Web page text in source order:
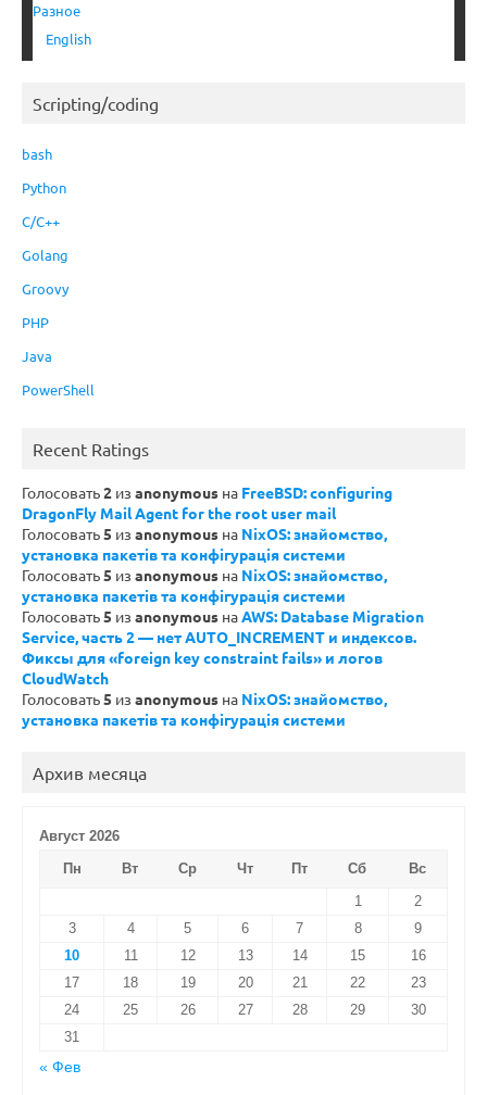
Разное
English
Scripting/coding
bash
Python
C/C++
Golang
Groovy
PHP
Java
PowerShell
Recent Ratings
Голосовать2 из anonymous на FreeBSD: configuring
DragonFly Mail Agent for the root user mail
Голосовать5 из anonymous на NixOS: знайомство,
установка пакетів та конфігурація системи
Голосовать5 из anonymous на NixOS: знайомство,
установка пакетів та конфігурація системи
Голосовать5 из anonymous наAWS: Database Migration
Service, часть 2 — нет AUTO_INCREMENT и индексов.
Фиксы для «foreign key constraint fails» и логов
CloudWatch
Голосовать5 из anonymous на NixOS: знайомство,
установка пакетів та конфігурація системи
Архив месяца
Август 2026
Пн
Вт Ср Чт Пт Сб
Вс
1
2
3
4 5 6 7 8
9
10
11 12 13 14 15
16
17
18 19 20 21 22
23
24
25 26 27 28 29
30
31
« Фев